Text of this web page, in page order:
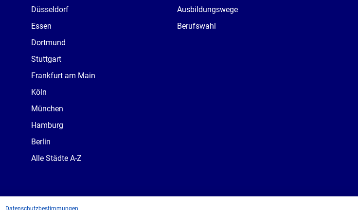
Düsseldorf
Essen
Dortmund
Stuttgart
Frankfurt am Main
Köln
München
Hamburg
Berlin
Alle Städte A-Z
Ausbildungswege
Berufswahl
Datenschutzbestimmungen